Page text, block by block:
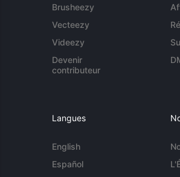
Brusheezy
Vecteezy
Videezy
Devenir
contributeur
Langues
English
Español